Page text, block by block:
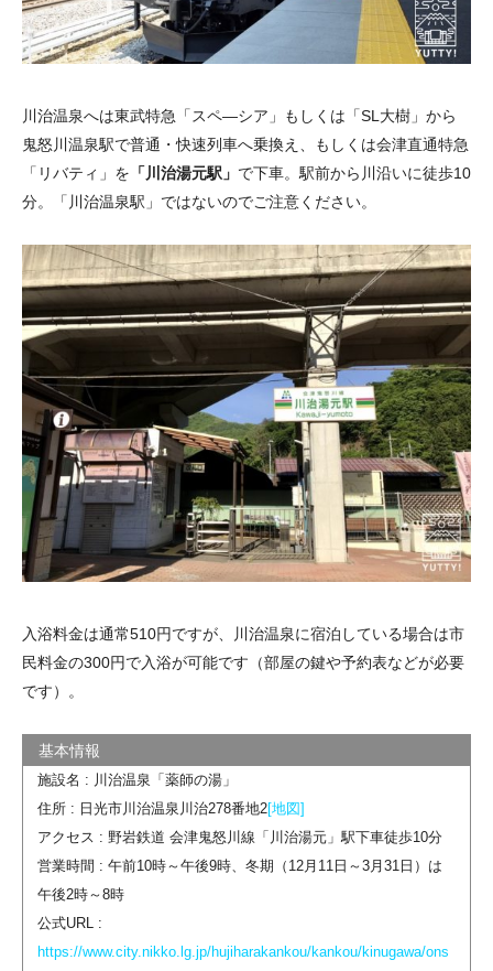
川治温泉へは東武特急「スペ―シア」もしくは「SL大樹」から
鬼怒川温泉駅で普通・快速列車へ乗換え、もしくは会津直通特急
「リバティ」を 「川治湯元駅」 で下車。駅前から川沿いに徒歩10
分。「川治温泉駅」ではないのでご注意ください。
入浴料金は通常510円ですが、川治温泉に宿泊している場合は市
民料金の300円で入浴が可能です（部屋の鍵や予約表などが必要
です）。
施設名 : 川治温泉「薬師の湯」
住所 : 日光市川治温泉川治278番地2[地図]
アクセス : 野岩鉄道 会津鬼怒川線「川治湯元」駅下車徒歩10分
営業時間 : 午前10時～午後9時、冬期（12月11日～3月31日）は
午後2時～8時
公式URL :
https://www.city.nikko.lg.jp/hujiharakankou/kankou/kinugawa/ons